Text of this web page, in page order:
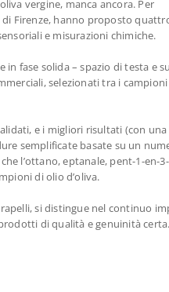
vergine, manca ancora. Per
di Firenze, hanno proposto
e misurazioni chimiche.
fase solida – spazio di testa e
selezionati tra i
e i migliori risultati (con
semplificate basate su un
l’ottano, eptanale, pent-1-en-
di olio d’oliva.
si distingue nel continuo
di qualità e genuinità certa.